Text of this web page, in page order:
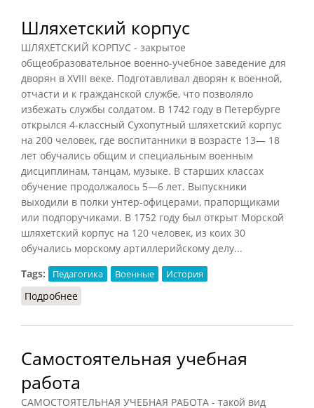
Шляхетский корпус
ШЛЯХЕТСКИЙ КОРПУС - закрытое
общеобразовательное военно-учебное заведение для
дворян в XVIII веке. Подготавливал дворян к военной,
отчасти и к гражданской службе, что позволяло
избежать службы солдатом. В 1742 году в Петербурге
открылся 4-классный Сухопутный шляхетский корпус
на 200 человек, где воспитанники в возрасте 13— 18
лет обучались общим и специальным военным
дисциплинам, танцам, музыке. В старших классах
обучение продолжалось 5—6 лет. Выпускники
выходили в полки унтер-офицерами, прапорщиками
или подпоручиками. В 1752 году был открыт Морской
шляхетский корпус на 120 человек, из коих 30
обучались морскому артиллерийскому делу...
Tags:
Педагогика Военные История
Подробнее
Самостоятельная учебная
работа
САМОСТОЯТЕЛЬНАЯ УЧЕБНАЯ РАБОТА - такой вид